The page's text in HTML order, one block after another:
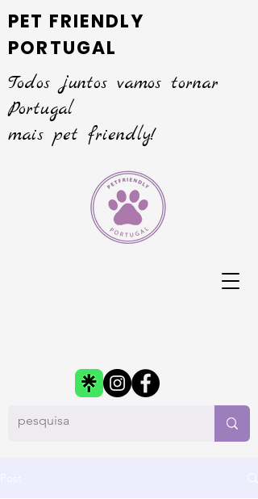
PET FRIENDLY
PORTUGAL
Todos juntos vamos tornar
Portugal
mais pet friendly!